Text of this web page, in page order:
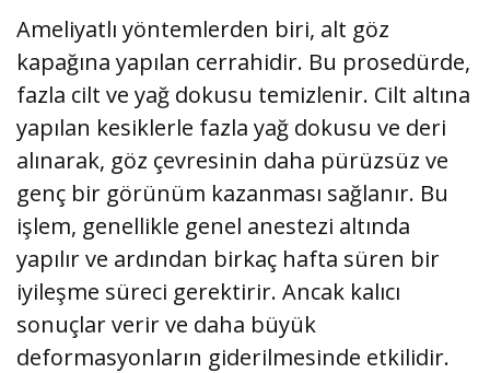
Ameliyatlı yöntemlerden biri, alt göz
kapağına yapılan cerrahidir. Bu prosedürde,
fazla cilt ve yağ dokusu temizlenir. Cilt altına
yapılan kesiklerle fazla yağ dokusu ve deri
alınarak, göz çevresinin daha pürüzsüz ve
genç bir görünüm kazanması sağlanır. Bu
işlem, genellikle genel anestezi altında
yapılır ve ardından birkaç hafta süren bir
iyileşme süreci gerektirir. Ancak kalıcı
sonuçlar verir ve daha büyük
deformasyonların giderilmesinde etkilidir.